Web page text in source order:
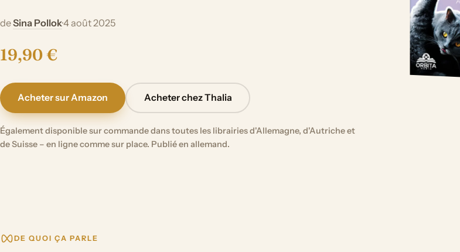
deSina Pollok·4 août 2025
19,90 €
Acheter sur Amazon Acheter chez Thalia
Également disponible sur commande dans toutes les librairies d'Allemagne, d'Autriche et
de Suisse – en ligne comme sur place. Publié en allemand.
DE QUOI ÇA PARLE